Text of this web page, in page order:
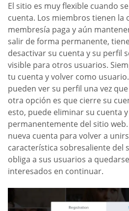
El sitio es muy flexible cuando
cuenta. Los miembros tienen la
membresía paga y aún
salir de forma permanente,
desactivar su cuenta y su perfil
visible para otros usuarios.
tu cuenta y volver como
pueden ver su perfil una vez
otra opción es que cierre su
esto, puede eliminar su cuenta
permanentemente del sitio
nueva cuenta para volver a
característica sobresaliente del
obliga a sus usuarios a
interesados en continuar.